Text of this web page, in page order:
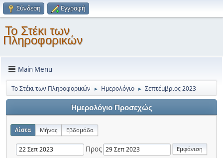
Σύνδεση Εγγραφή
Το Στέκι των
Πληροφορικών
Main Menu
Το Στέκι των Πληροφορικών ► Ημερολόγιο ► Σεπτέμβριος 2023
Ημερολόγιο Προσεχώς
Λίστα Μήνας Εβδομάδα
Προς